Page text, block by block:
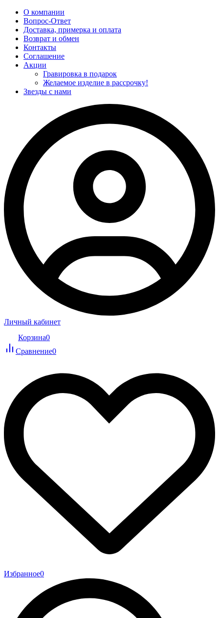
О компании
Вопрос-Ответ
Доставка, примерка и оплата
Возврат и обмен
Контакты
Соглашение
Акции
Гравировка в подарок
Желаемое изделие в рассрочку!
Звезды с нами
Личный кабинет
Корзина0
Сравнение0
Избранное0